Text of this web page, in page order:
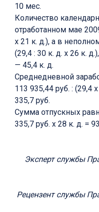
10 мес.
Количество
отработанном мае
х 21 к. д.), а в
(29,4 : 30 к. д. х 26 к.
— 45,4 к. д.
Среднедневной
113 935,44 руб. : (29,4
335,7 руб.
Сумма отпускных
335,7 руб. х 28 к. д. =
Эксперт службы
Рецензент службы